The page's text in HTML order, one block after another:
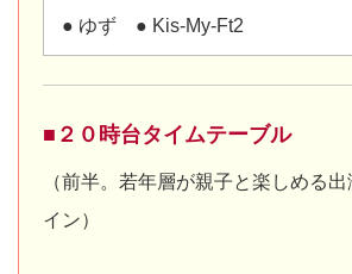
● ゆず ● Kis-My-Ft2
■２０時台タイムテーブル
（前半。若年層が親子と楽しめる
イン）